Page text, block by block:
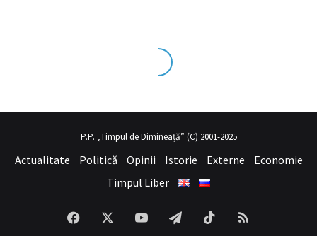
tecrübesinin ve üstsex izleseviye olduğu dışarıdan
P.P. „Timpul de Dimineață” (C) 2001-2025
Actualitate Politică Opinii Istorie Externe
Economie
Timpul Liber
Facebook YouTubeTelegramTikTokRSS